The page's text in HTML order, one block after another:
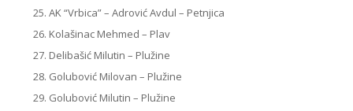
AK “Vrbica” – Adrović Avdul – Petnjica
Kolašinac Mehmed – Plav
Delibašić Milutin – Plužine
Golubović Milovan – Plužine
Golubović Milutin – Plužine